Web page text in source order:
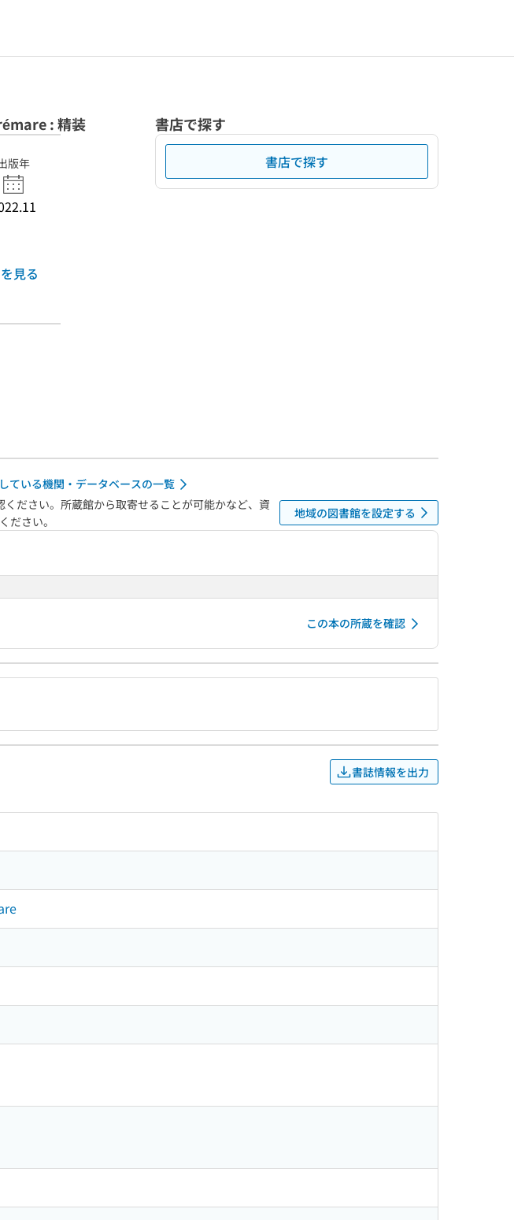
: 精装
版年
見る
書店で探す
書店で探す
ている機関・データベースの一覧
ださい。所蔵館から取寄せることが可能かなど、資
ださい。
地域の図書館を設定する
この本の所蔵を確認
書誌情報を出力